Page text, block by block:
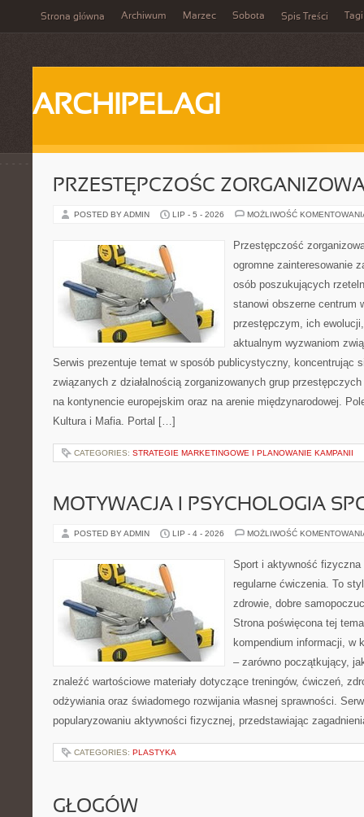
Strona główna Archiwum Marzec Sobota Spis Treści Tagi
ARCHIPELAGI
PRZESTĘPCZOŚC
POSTED BY ADMIN LIP - 5 - 2026 MOŻLIWOŚĆ
Przestępczość
ogromne zainteresowanie
osób poszukujących
stanowi obszerne centrum
przestępczym, ich
aktualnym wyzwaniom
Serwis prezentuje temat w sposób publicystyczny, koncentrując
związanych z działalnością zorganizowanych grup
na kontynencie europejskim oraz na arenie międzynarodowej.
Kultura i Mafia. Portal […]
CATEGORIES: STRATEGIE MARKETINGOWE I PLANOWANIE KAMPANII
MOTYWACJA I PSYCHOLOGIA
POSTED BY ADMIN LIP - 4 - 2026 MOŻLIWOŚĆ
Sport i aktywność
regularne ćwiczenia. To
zdrowie, dobre
Strona poświęcona tej
kompendium informacji, w
– zarówno początkujący,
znaleźć wartościowe materiały dotyczące treningów, ćwiczeń,
odżywiania oraz świadomego rozwijania własnej sprawności.
popularyzowaniu aktywności fizycznej, przedstawiając
CATEGORIES: PLASTYKA
GŁOGÓW